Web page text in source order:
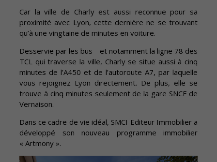
Car la ville de Charly est aussi reconnue pour sa
proximité avec Lyon, cette dernière ne se trouvant
qu’à une vingtaine de minutes en voiture.
Desservie par les bus - et notamment la ligne 78 des
TCL qui traverse la ville, Charly se situe aussi à cinq
minutes de l’A450 et de l’autoroute A7, par laquelle
vous rejoignez Lyon directement. De plus, elle se
trouve à cinq minutes seulement de la gare SNCF de
Vernaison.
Dans ce cadre de vie idéal, SMCI Editeur Immobilier a
développé son nouveau programme immobilier
« Artmony ».